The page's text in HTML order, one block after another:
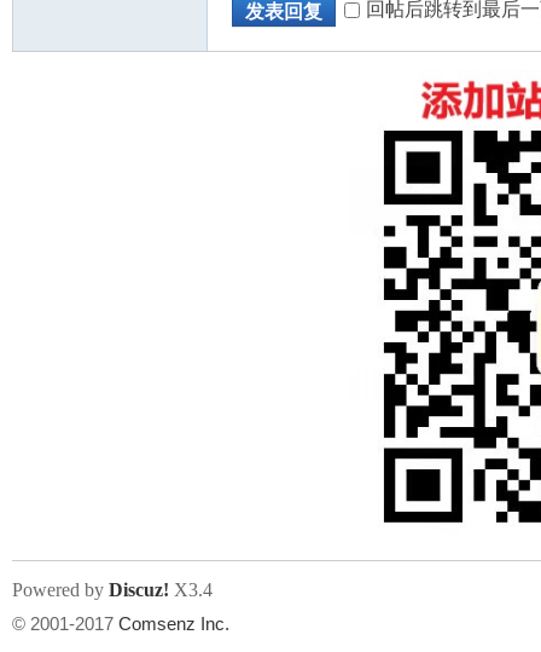
发表回复 回帖后跳转到最后
Powered by Discuz! X3.4
© 2001-2017 Comsenz Inc.